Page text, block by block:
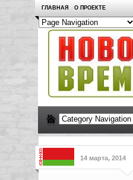
ГЛАВНАЯ О ПРОЕКТЕ
14 марта, 2014